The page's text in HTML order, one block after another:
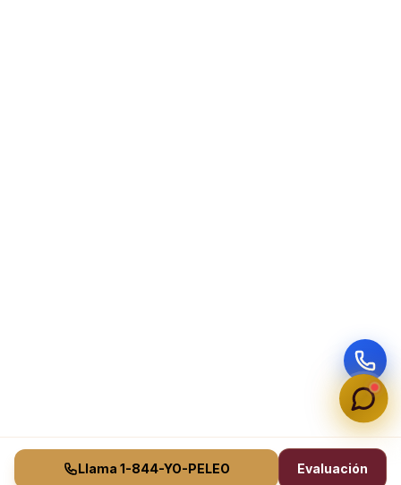
Llama 1-844-YO-PELEO Evaluación